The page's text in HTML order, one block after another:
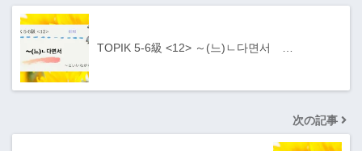
TOPIK 5-6級 <12> ～(느)ㄴ다면서 …
次の記事